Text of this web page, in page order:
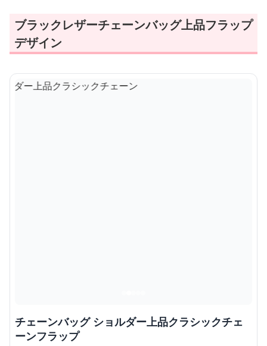
ブラックレザーチェーンバッグ上品フラップ
デザイン
チェーンバッグ ショルダー上品クラシックチェ
ーンフラップ